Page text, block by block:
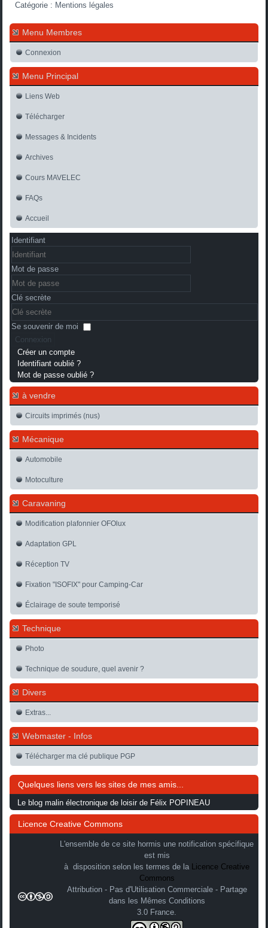
Catégorie : Mentions légales
Menu Membres
Connexion
Menu Principal
Liens Web
Télécharger
Messages & Incidents
Archives
Cours MAVELEC
FAQs
Accueil
Identifiant
Mot de passe
Clé secrète
Se souvenir de moi
Connexion
Créer un compte
Identifiant oublié ?
Mot de passe oublié ?
à vendre
Circuits imprimés (nus)
Mécanique
Automobile
Motoculture
Caravaning
Modification plafonnier OFOlux
Adaptation GPL
Réception TV
Fixation "ISOFIX" pour Camping-Car
Éclairage de soute temporisé
Technique
Photo
Technique de soudure, quel avenir ?
Divers
Extras...
Webmaster - Infos
Télécharger ma clé publique PGP
Quelques liens vers les sites de mes amis...
Le blog malin électronique de loisir de Félix POPINEAU
Licence Creative Commons
L'ensemble de ce site hormis une notification spécifique
est mis
à disposition selon les termes de la Licence Creative
Commons
Attribution - Pas d'Utilisation Commerciale - Partage
dans les Mêmes Conditions
3.0 France.